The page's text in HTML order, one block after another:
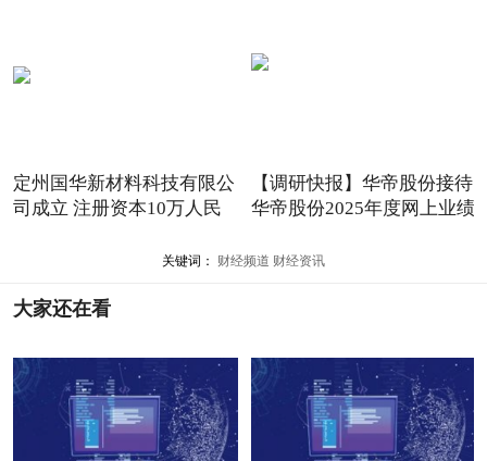
定州国华新材料科技有限公
司成立 注册资本10万人民
【调研快报】华帝股份接待
华帝股份2025年度网上业绩
关键词： 财经频道 财经资讯
大家还在看